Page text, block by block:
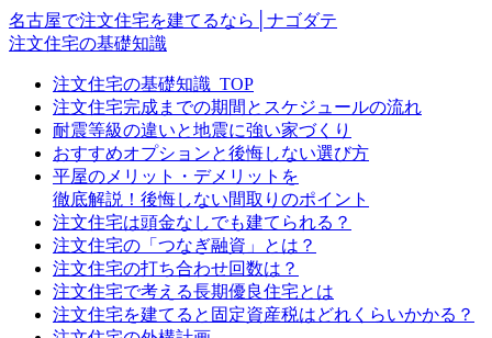
名古屋で注文住宅を建てるなら│ナゴダテ
注文住宅の基礎知識
注文住宅の基礎知識_TOP
注文住宅完成までの期間とスケジュールの流れ
耐震等級の違いと地震に強い家づくり
おすすめオプションと後悔しない選び方
平屋のメリット・デメリットを
徹底解説！後悔しない間取りのポイント
注文住宅は頭金なしでも建てられる？
注文住宅の「つなぎ融資」とは？
注文住宅の打ち合わせ回数は？
注文住宅で考える長期優良住宅とは
注文住宅を建てると固定資産税はどれくらいかかる？